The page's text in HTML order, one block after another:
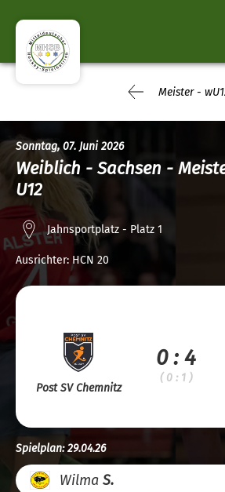
Meister -
Sonntag, 07. Juni 2026
Weiblich - Sachsen -
U12
Jahnsportplatz - Platz 1
Ausrichter: HCN 20
Post SV Chemnitz
0 : 4
( 0 : 1 )
Spielplan: 29.04.26
Wilma S.